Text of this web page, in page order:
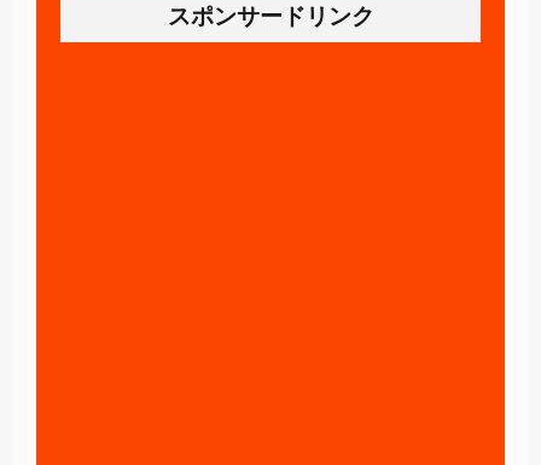
スポンサードリンク